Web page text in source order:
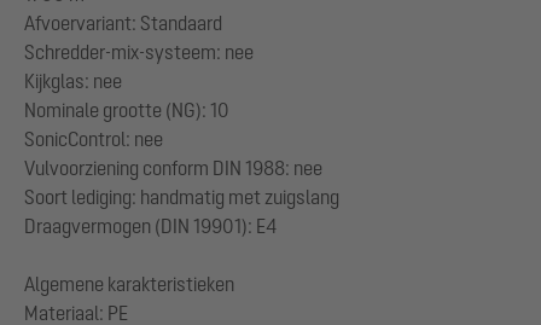
Afvoervariant: Standaard
Schredder-mix-systeem: nee
Kijkglas: nee
Nominale grootte (NG): 10
SonicControl: nee
Vulvoorziening conform DIN 1988: nee
Soort lediging: handmatig met zuigslang
Draagvermogen (DIN 19901): E4
Algemene karakteristieken
Materiaal: PE